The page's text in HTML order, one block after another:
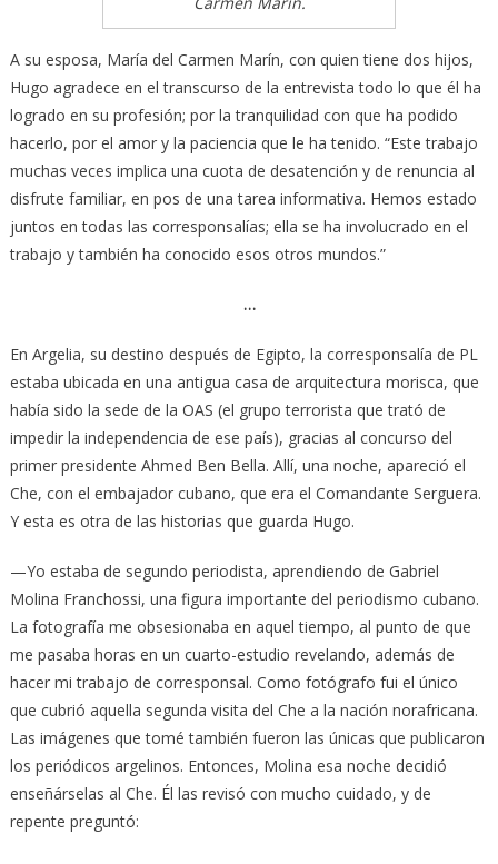
A su esposa, María del Carmen Marín, con quien tiene dos hijos,
Hugo agradece en el transcurso de la entrevista todo lo que él ha
logrado en su profesión; por la tranquilidad con que ha podido
hacerlo, por el amor y la paciencia que le ha tenido. “Este trabajo
muchas veces implica una cuota de desatención y de renuncia al
disfrute familiar, en pos de una tarea informativa. Hemos estado
juntos en todas las corresponsalías; ella se ha involucrado en el
trabajo y también ha conocido esos otros mundos.”
…
En Argelia, su destino después de Egipto, la corresponsalía de PL
estaba ubicada en una antigua casa de arquitectura morisca, que
había sido la sede de la OAS (el grupo terrorista que trató de
impedir la independencia de ese país), gracias al concurso del
primer presidente Ahmed Ben Bella. Allí, una noche, apareció el
Che, con el embajador cubano, que era el Comandante Serguera.
Y esta es otra de las historias que guarda Hugo.
—Yo estaba de segundo periodista, aprendiendo de Gabriel
Molina Franchossi, una figura importante del periodismo cubano.
La fotografía me obsesionaba en aquel tiempo, al punto de que
me pasaba horas en un cuarto-estudio revelando, además de
hacer mi trabajo de corresponsal. Como fotógrafo fui el único
que cubrió aquella segunda visita del Che a la nación norafricana.
Las imágenes que tomé también fueron las únicas que publicaron
los periódicos argelinos. Entonces, Molina esa noche decidió
enseñárselas al Che. Él las revisó con mucho cuidado, y de
repente preguntó: